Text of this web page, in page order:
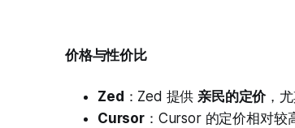
价格与性价比
Zed ：Zed 提供亲民的定价，
Cursor：Cursor 的定价相对较